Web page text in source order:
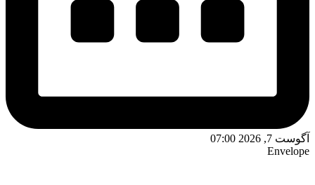
آگوست 7, 2026 07:00
Envelope